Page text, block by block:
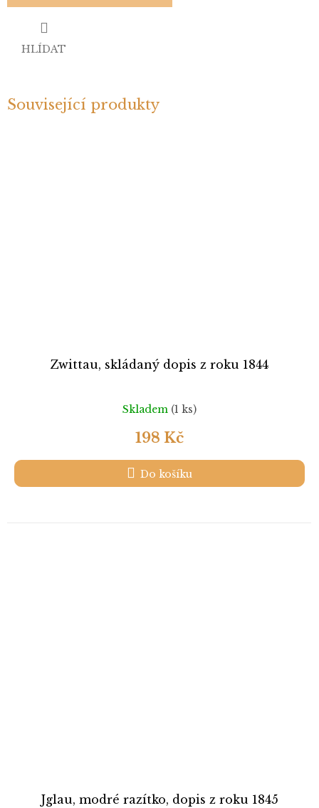
HLÍDAT
Související produkty
Zwittau, skládaný dopis z roku 1844
Skladem (1 ks)
198 Kč
Do košíku
Jglau, modré razítko, dopis z roku 1845